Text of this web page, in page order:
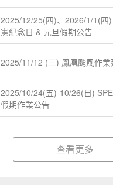
2025/12/25(四)、2026/1/1(四
憲紀念日 & 元旦假期公告
2025/11/12 (三) 鳳凰颱風作
2025/10/24(五)-10/26(日)
假期作業公告
查看更多